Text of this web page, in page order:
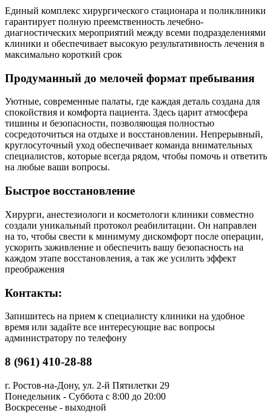
Единый комплекс хирургического стационара и поликлиники
гарантирует полную преемственность лечебно-
диагностических мероприятий между всеми подразделениями
клиники и обеспечивает высокую результативность лечения в
максимально короткий срок
Продуманный до мелочей формат пребывания
Уютные, современные палаты, где каждая деталь создана для
спокойствия и комфорта пациента. Здесь царит атмосфера
тишины и безопасности, позволяющая полностью
сосредоточиться на отдыхе и восстановлении. Непрерывный,
круглосуточный уход обеспечивает команда внимательных
специалистов, которые всегда рядом, чтобы помочь и ответить
на любые ваши вопросы.
Быстрое восстановление
Хирурги, анестезиологи и косметологи клиники совместно
создали уникальный протокол реабилитации. Он направлен
на то, чтобы свести к минимуму дискомфорт после операции,
ускорить заживление и обеспечить вашу безопасность на
каждом этапе восстановления, а так же усилить эффект
преображения
Контакты:
Запишитесь на прием к специалисту клиники на удобное
время или задайте все интересующие вас вопросы
администратору по телефону
8 (961) 410-28-88
г. Ростов-на-Дону, ул. 2-й Пятилетки 29
Понедельник - Суббота с 8:00 до 20:00
Воскресенье - выходной